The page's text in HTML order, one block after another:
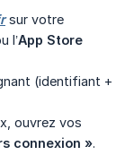
sur votre
l’App Store
(identifiant +
ouvrez vos
connexion ».